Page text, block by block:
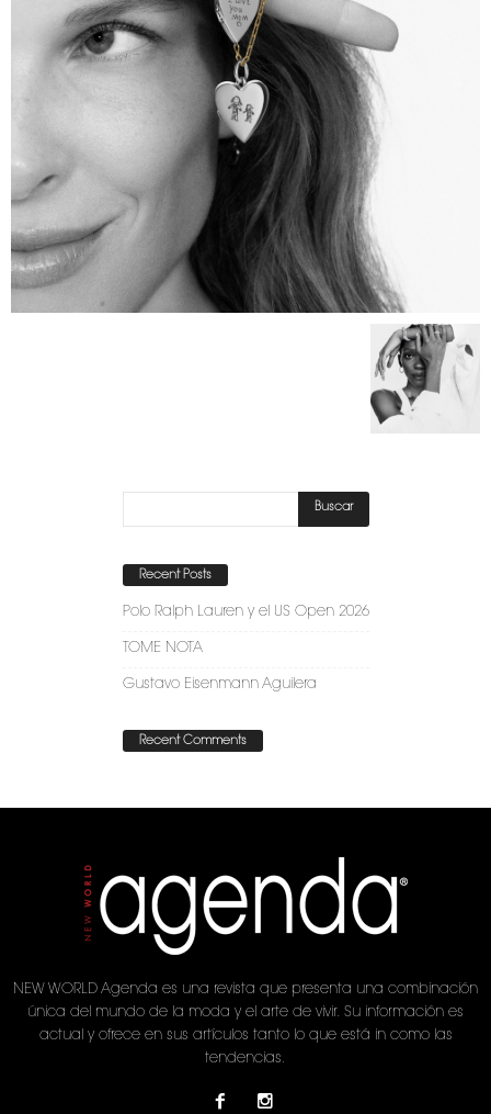
Recent Posts
Polo Ralph Lauren y el US Open 2026
TOME NOTA
Gustavo Eisenmann Aguilera
Recent Comments
NEW WORLD Agenda es una revista que presenta una combinación
única del mundo de la moda y el arte de vivir. Su información es
actual y ofrece en sus artículos tanto lo que está in como las
tendencias.